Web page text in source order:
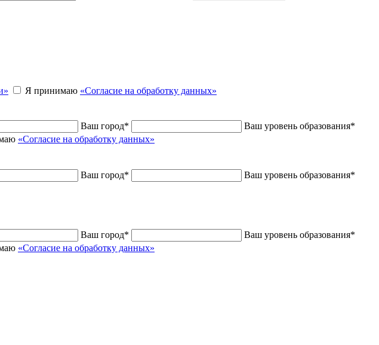
Я принимаю «Согласие на обработку данных»
Ваш город* Ваш уровень образования*
«Согласие на обработку данных»
Ваш город* Ваш уровень образования*
Ваш город* Ваш уровень образования*
«Согласие на обработку данных»